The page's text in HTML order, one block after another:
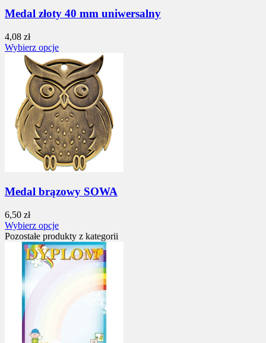
Medal złoty 40 mm uniwersalny
4,08 zł
Wybierz opcje
Medal brązowy SOWA
6,50 zł
Wybierz opcje
Pozostałe produkty z kategorii